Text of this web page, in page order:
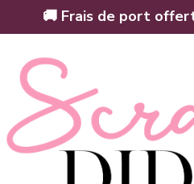
🚚 Frais de port